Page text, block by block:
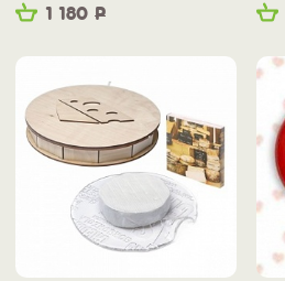
1 180 Р